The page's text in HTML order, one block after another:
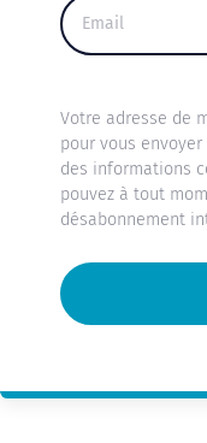
Votre adresse de
pour vous
des informations
pouvez à tout
désabonnement